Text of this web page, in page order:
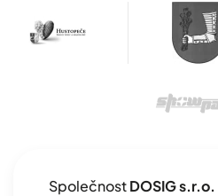
SpolečnostDOSIG s.r.o.